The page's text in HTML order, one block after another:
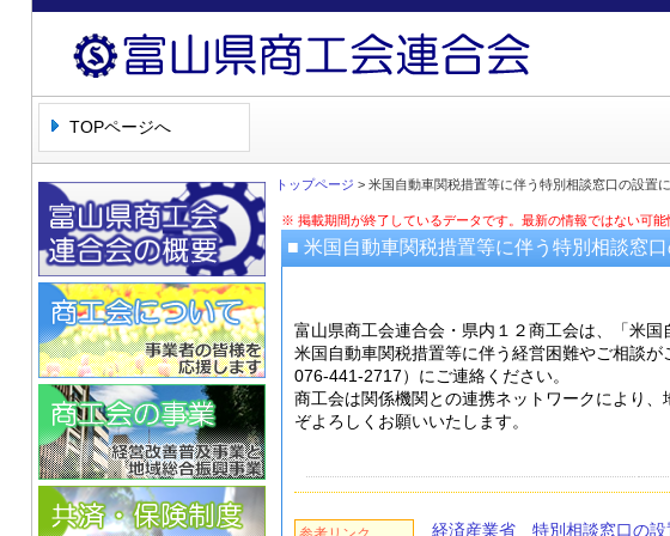
TOPページへ
トップページ > 米国自動車関税措置等に伴う特別相談窓口の設置
※ 掲載期間が終了しているデータです。最新の情報ではない可能
■ 米国自動車関税措置等に伴う特別相談窓
富山県商工会連合会・県内１２商工会は、「米
米国自動車関税措置等に伴う経営困難やご相談
076-441-2717）にご連絡ください。
商工会は関係機関との連携ネットワークにより
ぞよろしくお願いいたします。
経済産業省 特別相談窓口の設